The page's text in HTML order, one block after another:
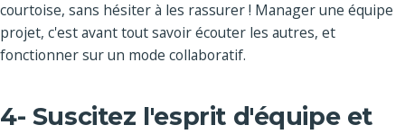
courtoise, sans hésiter à les rassurer ! Manager une équipe
projet, c'est avant tout savoir écouter les autres, et
fonctionner sur un mode collaboratif.
4- Suscitez l'esprit d'équipe et